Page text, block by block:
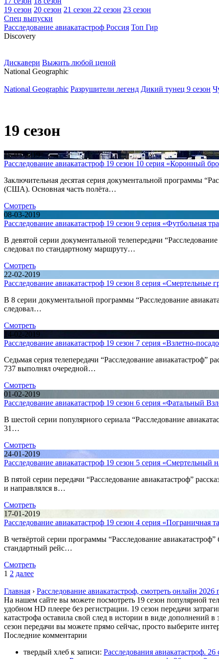
19 сезон 20 сезон 21 сезон 22 сезон 23 сезон
Спец выпуски
Расследование авиакатастроф Россия Топ Гир
Discovery
Дискавери Выжить любой ценой
National Geographic
National Geographic Разрушители легенд Дикий тунец 9 сезон
19 сезон
15-03-2019
Расследование авиакатастроф 19 сезон 10 серия «Коронный
Заключительная десятая серия документальной программы
(США). Основная часть полёта…
Смотреть
08-03-2019
Расследование авиакатастроф 19 сезон 9 серия «Футбольная
В девятой серии документальной телепередачи
следовал по стандартному маршруту…
Смотреть
22-02-2019
Расследование авиакатастроф 19 сезон 8 серия
В 8 серии документальной программы “Расследование
следовал…
Смотреть
14-02-2019
Расследование авиакатастроф 19 сезон 7 серия «Взлетно-
Седьмая серия телепередачи “Расследование
737 выполнял очередной…
Смотреть
01-02-2019
Расследование авиакатастроф 19 сезон 6 серия «Фатальный
В шестой серии популярного сериала “Расследование
31…
Смотреть
24-01-2019
Расследование авиакатастроф 19 сезон 5 серия «Смертельный
В пятой серии передачи “Расследование авиакатастроф”
и направлялся в…
Смотреть
17-01-2019
Расследование авиакатастроф 19 сезон 4 серия «Пограничная
В четвёртой серии программы “Расследование
стандартный рейс…
Смотреть
1 2 далее
Главная › Расследование авиакатастроф, смотреть онлайн 2026
На нашем сайте вы можете посмотреть 19 сезон популярной
удобном HD плеере без регистрации. 19 сезон передачи
катастрофа оставила свой след в истории в виде дополнений
сезон передачи вы можете прямо сейчас, просто выберите
Последние комментарии
твердый хлеб к записи: Расследования авиакатастроф.